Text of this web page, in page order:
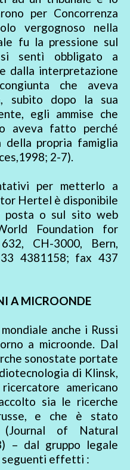
per Concorrenza
vergognoso nella
fu la pressione sul
sentì obbligato a
dalla interpretazione
che aveva
subito dopo la sua
egli ammise che
aveva fatto perché
della propria famiglia
2-7).
per metterlo a
Hertel è disponibile
posta o sul sito web
Foundation for
CH-3000, Bern,
4381158; fax 437
A MICROONDE
anche i Russi
a microonde. Dal
sonostate portate
di Klinsk,
americano
sia le ricerche
e che è stato
of Natural
– dal gruppo legale
seguenti effetti :